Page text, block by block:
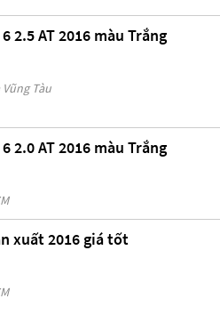
2.5 AT 2016 màu Trắng
Vũng Tàu
2.0 AT 2016 màu Trắng
xuất 2016 giá tốt